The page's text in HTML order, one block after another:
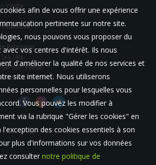
Yvette
Palaiseau
Palaiseau
Ulis
Gif-sur-Yvette
sur-Yvette
afin de vous offrir une expérience
pertinente sur notre site.
nous pouvons vous proposer du
vos centres d'intérêt. Ils nous
d'améliorer la qualité de nos services et
site internet. Nous utiliserons
personnelles pour lesquelles vous
Vous pouvez les modifier à
via la rubrique "Gérer les cookies" en
des cookies essentiels à son
plus d'informations sur vos données
consulter notre politique de